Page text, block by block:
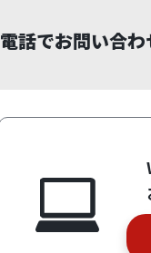
電話でお問い合わ